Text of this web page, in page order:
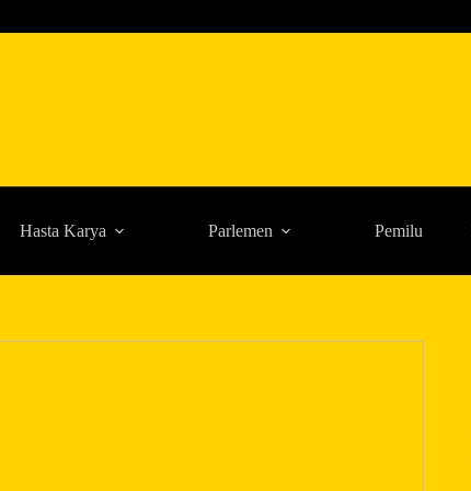
Hasta Karya Parlemen Pemilu